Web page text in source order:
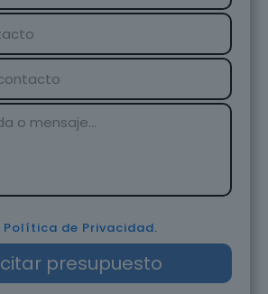
Política de Privacidad.